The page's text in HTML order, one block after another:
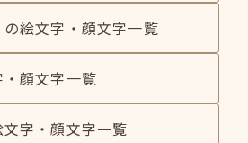
絵文字・顔文字一覧
顔文字一覧
字・顔文字一覧